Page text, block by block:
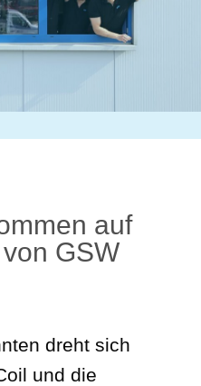
auf
GSW
dreht sich
und die